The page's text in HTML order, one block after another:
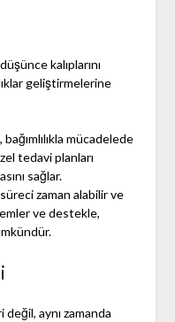
kalıplarını
geliştirmelerine
mücadelede
tedavi planları
sağlar.
zaman alabilir ve
ve destekle,
değil, aynı zamanda